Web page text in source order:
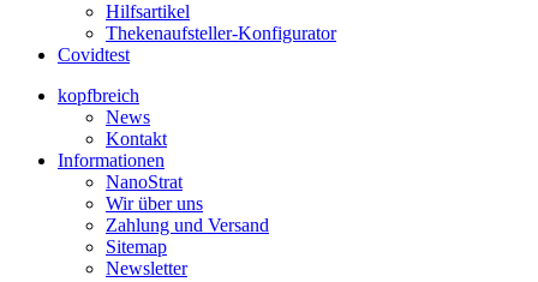
Hilfsartikel
Thekenaufsteller-Konfigurator
Covidtest
kopfbreich
News
Kontakt
Informationen
NanoStrat
Wir über uns
Zahlung und Versand
Sitemap
Newsletter